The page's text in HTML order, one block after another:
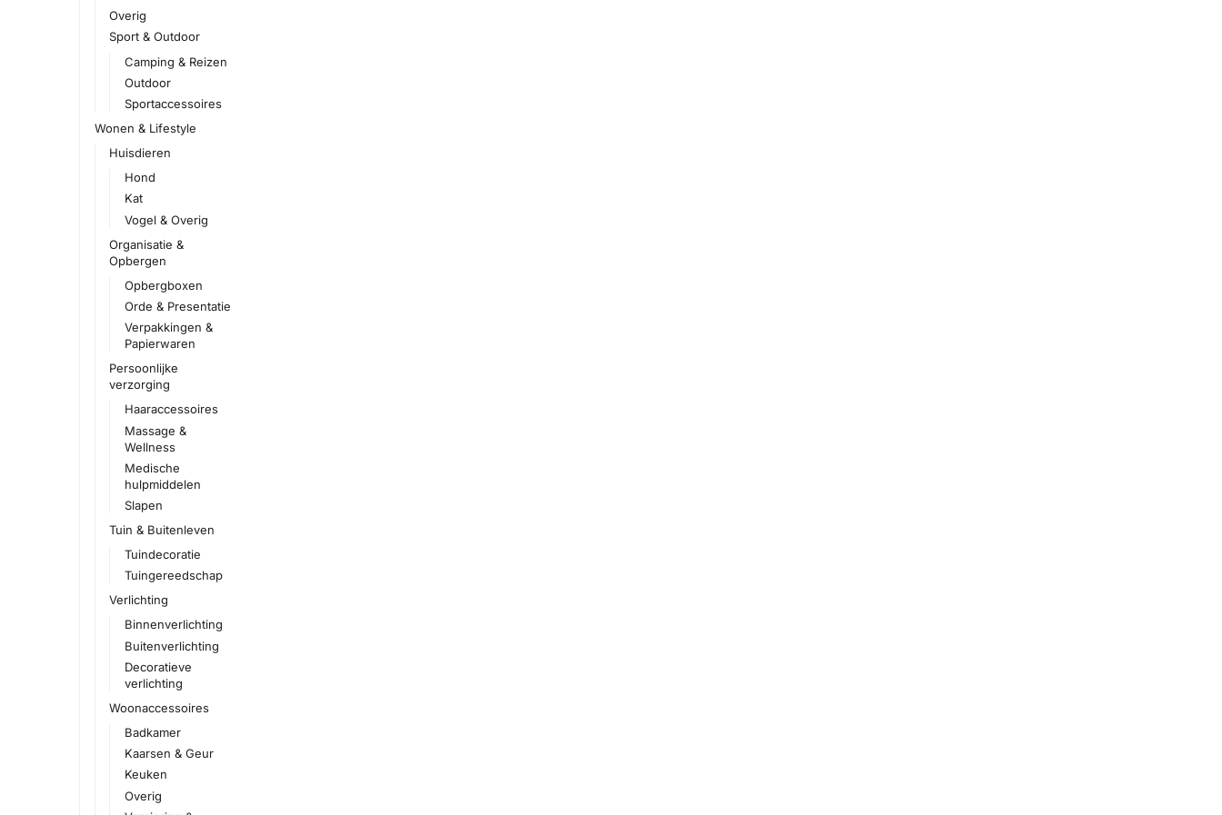
Overig
Sport & Outdoor
Camping & Reizen
Outdoor
Sportaccessoires
Wonen & Lifestyle
Huisdieren
Hond
Kat
Vogel & Overig
Organisatie &
Opbergen
Opbergboxen
Orde & Presentatie
Verpakkingen &
Papierwaren
Persoonlijke
verzorging
Haaraccessoires
Massage &
Wellness
Medische
hulpmiddelen
Slapen
Tuin & Buitenleven
Tuindecoratie
Tuingereedschap
Verlichting
Binnenverlichting
Buitenverlichting
Decoratieve
verlichting
Woonaccessoires
Badkamer
Kaarsen & Geur
Keuken
Overig